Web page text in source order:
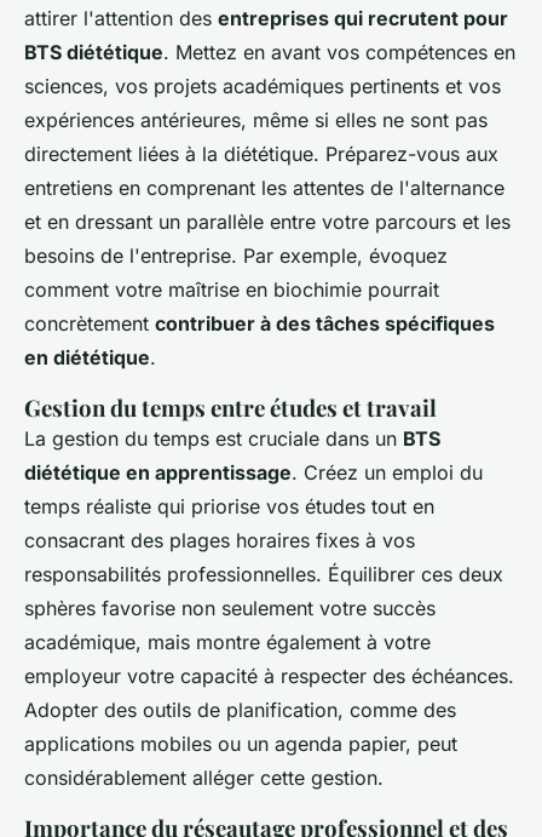
attirer l'attention des entreprises qui recrutent pour
BTS diététique. Mettez en avant vos compétences en
sciences, vos projets académiques pertinents et vos
expériences antérieures, même si elles ne sont pas
directement liées à la diététique. Préparez-vous aux
entretiens en comprenant les attentes de l'alternance
et en dressant un parallèle entre votre parcours et les
besoins de l'entreprise. Par exemple, évoquez
comment votre maîtrise en biochimie pourrait
concrètement contribuer à des tâches spécifiques
en diététique.
Gestion du temps entre études et travail
La gestion du temps est cruciale dans un BTS
diététique en apprentissage. Créez un emploi du
temps réaliste qui priorise vos études tout en
consacrant des plages horaires fixes à vos
responsabilités professionnelles. Équilibrer ces deux
sphères favorise non seulement votre succès
académique, mais montre également à votre
employeur votre capacité à respecter des échéances.
Adopter des outils de planification, comme des
applications mobiles ou un agenda papier, peut
considérablement alléger cette gestion.
Importance du réseautage professionnel et des